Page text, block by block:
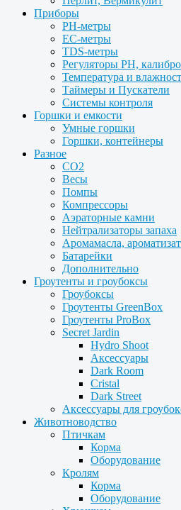
Приборы
PH-метры
EC-метры
TDS-метры
Регуляторы PH,
Температура и
Таймеры и Пускатели
Системы контроля
Горшки и емкости
Умные горшки
Горшки, контейнеры
Разное
CO2
Весы
Помпы
Компрессоры
Аэраторные камни
Нейтрализаторы запаха
Аромамасла,
Батарейки
Дополнительно
Гроутенты и гроубоксы
Гроубоксы
Гроутенты GreenBox
Гроутенты ProBox
Secret Jardin
Hydro Shoot
Аксессуары
Dark Room
Cristal
Dark Street
Аксессуары для
Животноводство
Птичкам
Корма
Оборудование
Кролям
Корма
Оборудование